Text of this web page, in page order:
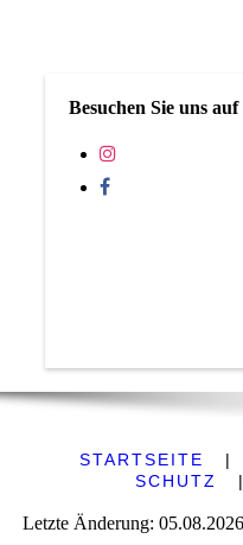
Besuchen Sie uns
STARTSEITE |
SCHUTZ
|
Letzte Änderung: